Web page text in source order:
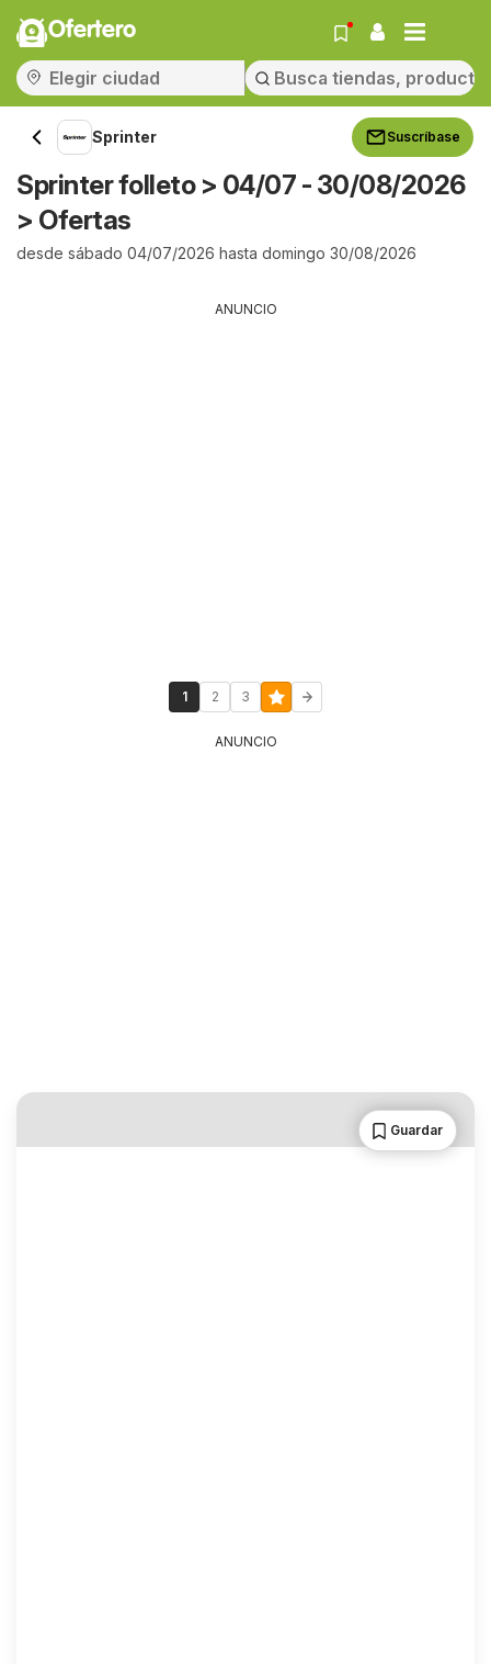
Ofertero
Sprinter Suscríbase
Sprinter folleto > 04/07 - 30/08/2026
> Ofertas
desde sábado 04/07/2026 hasta domingo 30/08/2026
ANUNCIO
1 2 3
ANUNCIO
Guardar